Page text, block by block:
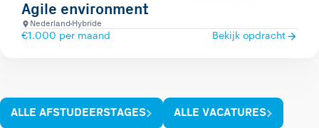
Agile environment
Nederland Hybride
€1.000 per maand Bekijk opdracht
ALLE AFSTUDEERSTAGES ALLE VACATURES